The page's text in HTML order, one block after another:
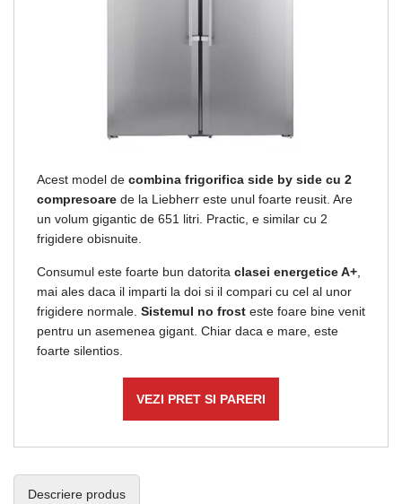
Acest model de combina frigorifica side by side cu 2
compresoare de la Liebherr este unul foarte reusit. Are
un volum gigantic de 651 litri. Practic, e similar cu 2
frigidere obisnuite.
Consumul este foarte bun datorita clasei energetice A+
mai ales daca il imparti la doi si il compari cu cel al unor
frigidere normale. Sistemul no frost este foare bine venit
pentru un asemenea gigant. Chiar daca e mare, este
foarte silentios.
VEZI PRET SI PARERI
Descriere produs